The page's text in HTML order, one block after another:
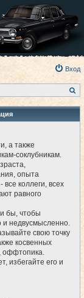
Вход
о
с
а также
соклубникам.
опыта
коллеги, всех
равного
бы, чтобы
и недвусмысленно.
свою точку
косвенных
оффтопика.
избегайте его и